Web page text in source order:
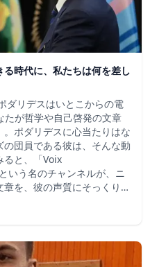
時代に、私たちは何を差し
ダリデスはいとこからの電
が哲学や自己啓発の文章
ポダリデスに心当たりはな
団員である彼は、そんな動
ると、「Voix
いう名のチャンネルが、ニ
章を、彼の声質にそっくり…